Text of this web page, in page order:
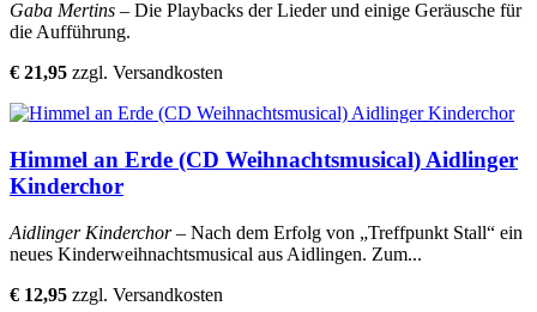
Gaba Mertins – Die Playbacks der Lieder und einige Geräusche für
die Aufführung.
€ 21,95 zzgl. Versandkosten
Himmel an Erde (CD Weihnachtsmusical) Aidlinger
Kinderchor
Aidlinger Kinderchor– Nach dem Erfolg von „Treffpunkt Stall“ ein
neues Kinderweihnachtsmusical aus Aidlingen. Zum...
€ 12,95 zzgl. Versandkosten